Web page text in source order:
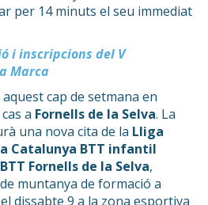
per 14 minuts el seu immediat
i inscripcions del V
Marca
cap de setmana en
a Fornells de la Selva. La
una nova cita de la Lliga
Catalunya BTT infantil
Fornells de la Selva,
muntanya de formació a
dissabte 9 a la zona esportiva